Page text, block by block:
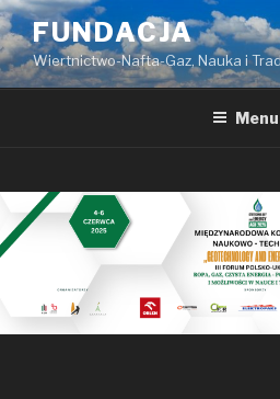
Przeskocz
do
treści
FUNDACJA
Wiertnictwo-Nafta-Gaz, Nauka i
Menu